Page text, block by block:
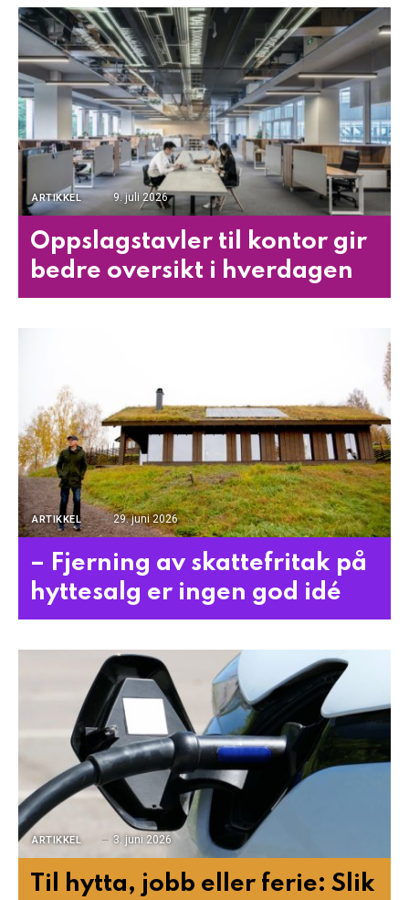
ARTIKKEL 9. juli 2026
Oppslagstavler til kontor gir
bedre oversikt i hverdagen
ARTIKKEL 29. juni 2026
– Fjerning av skattefritak på
hyttesalg er ingen god idé
ARTIKKEL 3. juni 2026
Til hytta, jobb eller ferie: Slik